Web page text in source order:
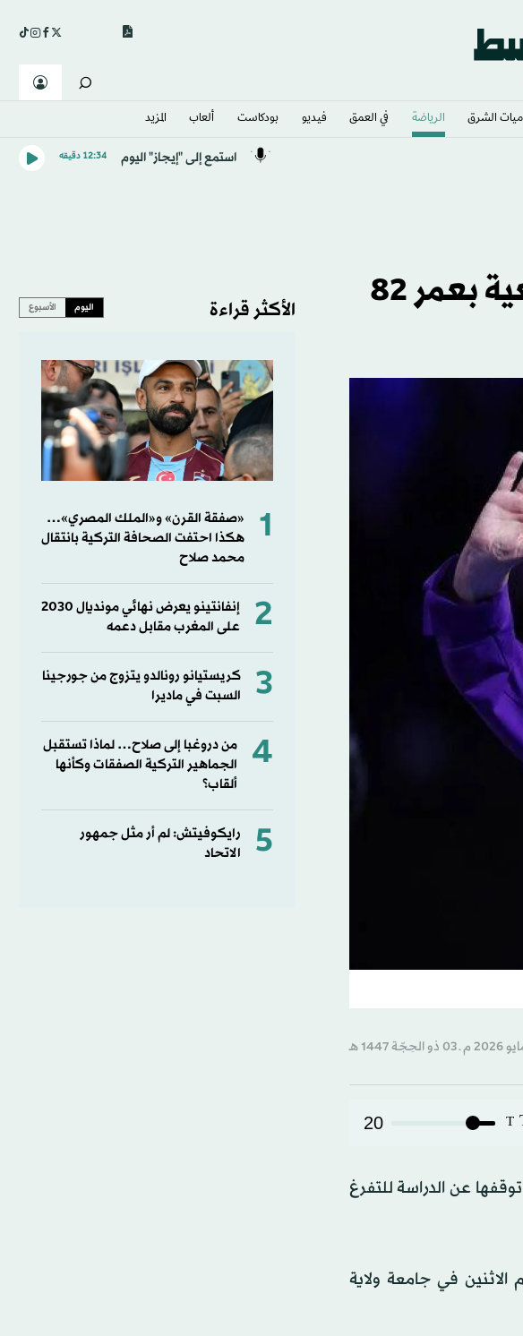
الشرق​ الرياضة في العمق فيديو بودكاست ألعاب المزيد
استمع إلى "إيجاز" اليوم 12:34 دقيقه
أسطورة التنس بيلي جين كينغ تنهي دراستها الجامعية بعمر 82
T
20
من ستة عقود من توقفها عن الدراسة للتفرغ
في جامعة ولاية
الأكثر قراءة اليوم الأسبوع
1
«صفقة القرن» و«الملك المصري»…
هكذا احتفت الصحافة التركية بانتقال
محمد صلاح
2
إنفانتينو يعرض نهائي مونديال 2030
على المغرب مقابل دعمه
3
كريستيانو رونالدو يتزوج من جورجينا
السبت في ماديرا
4
من دروغبا إلى صلاح… لماذا تستقبل
الجماهير التركية الصفقات وكأنها
ألقاب؟
5
رايكوفيتش: لم أر مثل جمهور
الاتحاد